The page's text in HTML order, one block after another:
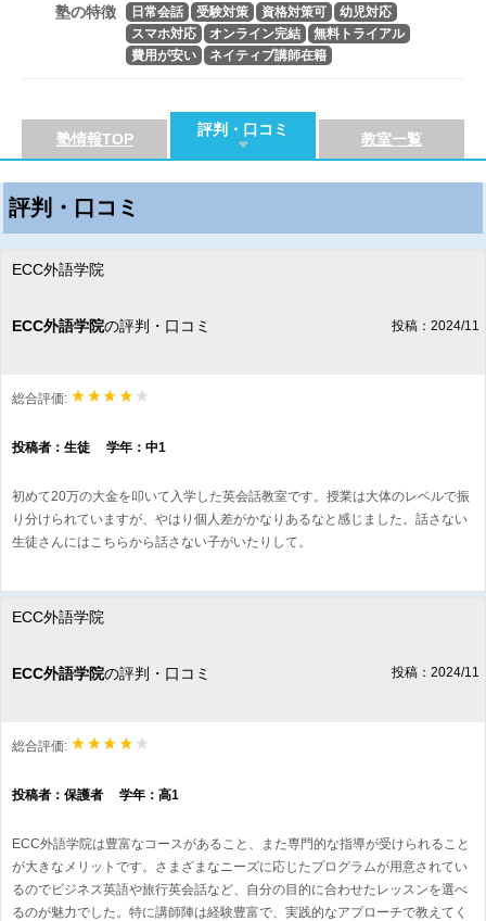
塾の特徴 日常会話 受験対策 資格対策可
幼児対応
スマホ対応
オンライン完結
無料トライアル
費用が安い
ネイティブ講師在籍
塾情報TOP
評判・口コミ
教室一覧
評判・口コミ
ECC外語学院
ECC外語学院の評判・口コミ 投稿：2024/11
総合評価:
投稿者：生徒 学年：中1
初めて20万の大金を叩いて入学した英会話教室です。授業は大体のレベルで振
り分けられていますが、やはり個人差がかなりあるなと感じました。話さない
生徒さんにはこちらから話さない子がいたりして。
ECC外語学院
ECC外語学院の評判・口コミ 投稿：2024/11
総合評価:
投稿者：保護者 学年：高1
ECC外語学院は豊富なコースがあること、また専門的な指導が受けられること
が大きなメリットです。さまざまなニーズに応じたプログラムが用意されてい
るのでビジネス英語や旅行英会話など、自分の目的に合わせたレッスンを選べ
るのが魅力でした。特に講師陣は経験豊富で、実践的なアプローチで教えてく